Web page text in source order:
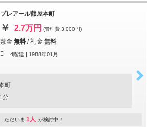
プレアール蔀屋本町
2.7万円 (管理費 3,000円)
敷金 無料 /礼金 無料
4階建 | 1988年01月
町
分
ただいま 1人 が検討中！